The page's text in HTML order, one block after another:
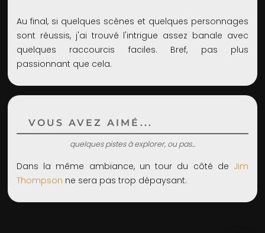
Au final, si quelques scènes et quelques personnages
sont réussis, j'ai trouvé l'intrigue assez banale avec
quelques raccourcis faciles. Bref, pas plus
passionnant que cela.
VOUS AVEZ AIMÉ...
quelques pistes à explorer, ou pas...
Dans la même ambiance, un tour du côté de Jim
Thompson ne sera pas trop dépaysant.